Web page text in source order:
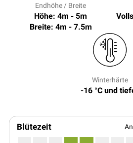
Endhöhe / Breite
Höhe: 4m - 5m
Breite: 4m - 7.5m
Winterhärte
-16 °C und
Blütezeit